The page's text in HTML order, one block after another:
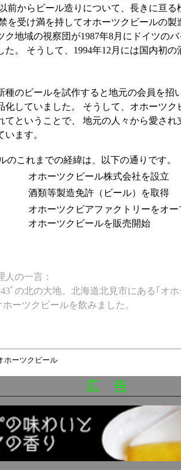
前からビール造りについて、長きに亘る
を受け満を持してオホーツクビールの
ク地域の視察団が1987年8月にドイツの
た。 そうして、1994年12月には国内初
種のビールを試作すると地元の会員を招
化していました。 そうして、オホーツク
てということで、 地元の人々から愛さ
ます。
のこれまでの経緯は、以下の通りです。
オホーツクビール株式会社を設立
酒類等製造免許（ビール）を取得
オホーツクビアファクトリーをオー
オホーツクビールを販売開始
人の一言：
ﾟの北の大地、北海道北見市にある｢オ
ーツクビールを飲みました。
ホーツクビール